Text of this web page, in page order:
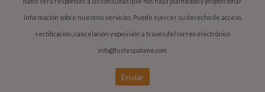
información sobre nuestros servicios. Puede ejercer su derecho de acceso,
rectificación, cancelación y oposisión a través del correo electrónico
info@fustespalome.com
Enviar